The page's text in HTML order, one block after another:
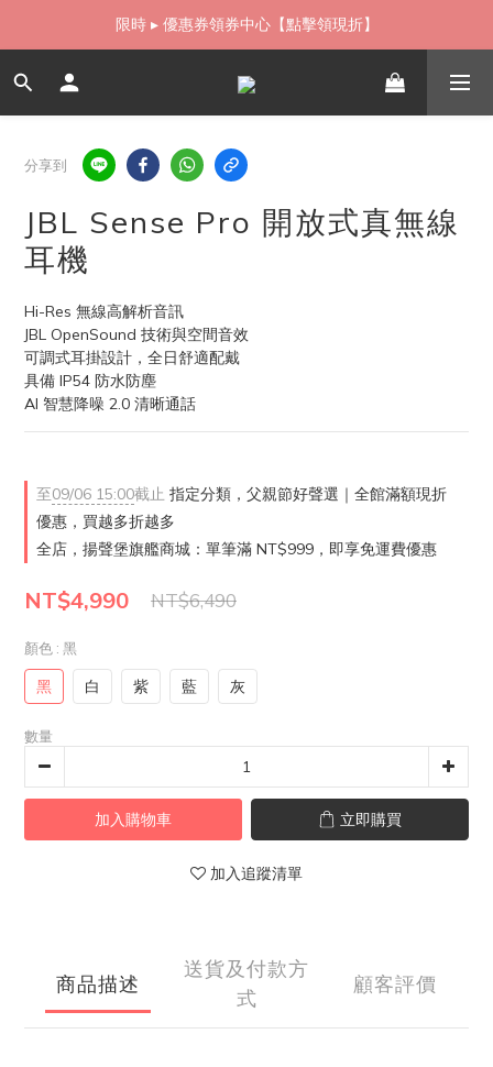
如需當日配送貨海外寄送，歡迎直接與我們聯繫
如需當日配送貨海外寄送，歡迎直接與我們聯繫
分享到
JBL Sense Pro 開放式真無線
耳機
Hi-Res 無線高解析音訊
JBL OpenSound 技術與空間音效
可調式耳掛設計，全日舒適配戴
具備 IP54 防水防塵
AI 智慧降噪 2.0 清晰通話
至09/06 15:00截止 指定分類，父親節好聲選｜全館滿額現折
優惠，買越多折越多
全店，揚聲堡旗艦商城：單筆滿 NT$999，即享免運費優惠
NT$4,990 NT$6,490
顏色 : 黑
黑 白 紫 藍 灰
數量
加入購物車 立即購買
加入追蹤清單
商品描述
送貨及付款方
式
顧客評價